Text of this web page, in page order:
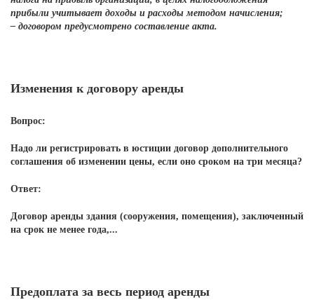
прибыли учитывает доходы и расходы методом начисления;
– договором предусмотрено составление акта.
Изменения к договору аренды
Вопрос:
Надо ли регистрировать в юстиции договор дополнительного
соглашения об изменении цены, если оно сроком на три месяца?
Ответ:
Договор аренды здания (сооружения, помещения), заключенный
на срок не менее года,...
Предоплата за весь период аренды